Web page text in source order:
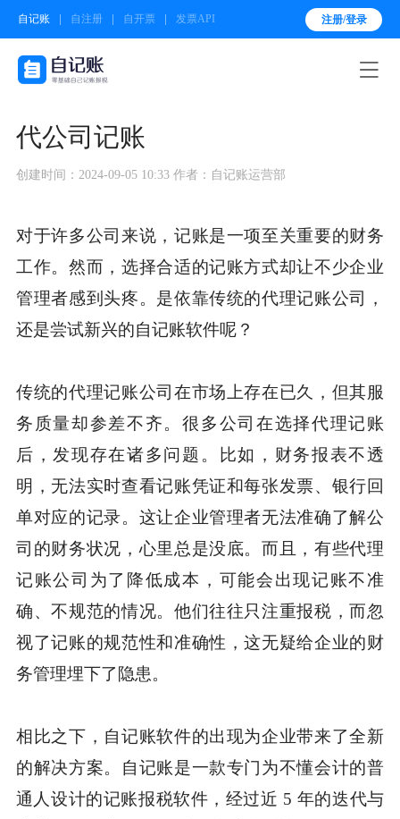
自记账 自注册 自开票 发票API 注册/登录

代公司记账
创建时间：2024-09-05 10:33 作者：自记账运营部
对于许多公司来说，记账是一项至关重要的财务
工作。然而，选择合适的记账方式却让不少企业
管理者感到头疼。是依靠传统的代理记账公司，
还是尝试新兴的自记账软件呢？
传统的代理记账公司在市场上存在已久，但其服
务质量却参差不齐。很多公司在选择代理记账
后，发现存在诸多问题。比如，财务报表不透
明，无法实时查看记账凭证和每张发票、银行回
单对应的记录。这让企业管理者无法准确了解公
司的财务状况，心里总是没底。而且，有些代理
记账公司为了降低成本，可能会出现记账不准
确、不规范的情况。他们往往只注重报税，而忽
视了记账的规范性和准确性，这无疑给企业的财
务管理埋下了隐患。
相比之下，自记账软件的出现为企业带来了全新
的解决方案。自记账是一款专门为不懂会计的普
通人设计的记账报税软件，经过近 5 年的迭代与